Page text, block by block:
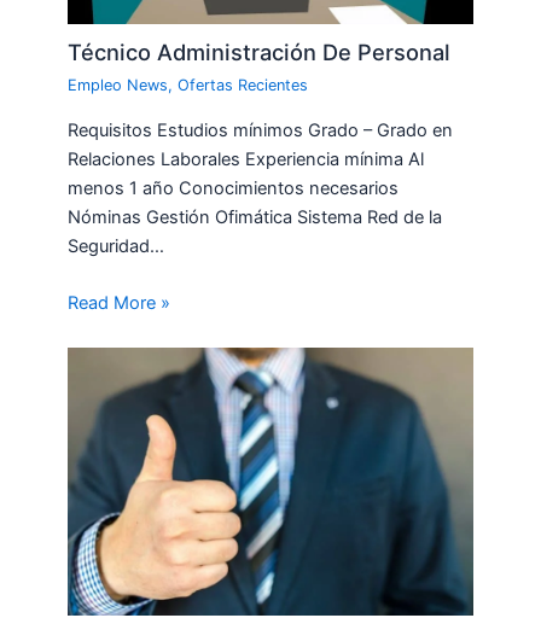
Técnico Administración De Personal
Empleo News,Ofertas Recientes
Requisitos Estudios mínimos Grado – Grado en
Relaciones Laborales Experiencia mínima Al
menos 1 año Conocimientos necesarios
Nóminas Gestión Ofimática Sistema Red de la
Seguridad…
Read More »